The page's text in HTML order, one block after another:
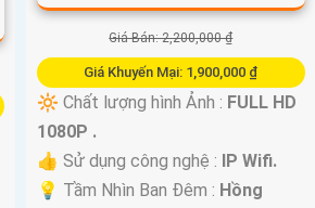
Giá Bán: 2,200,000 ₫
Giá Khuyến Mại: 1,900,000 ₫
🔆 Chất lượng hình Ảnh : FULL HD
1080P .
👍 Sử dụng công nghệ :
IP Wifi.
💡 Tầm Nhìn Ban Đêm : Hồng